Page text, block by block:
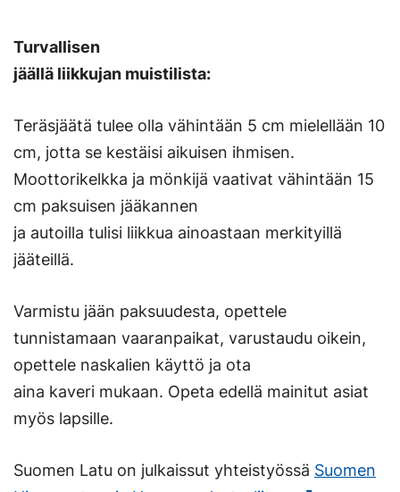
Turvallisen
jäällä liikkujan muistilista:
Teräsjäätä tulee olla vähintään 5 cm mielellään 10
cm, jotta se kestäisi aikuisen ihmisen.
Moottorikelkka ja mönkijä vaativat vähintään 15
cm paksuisen jääkannen
ja autoilla tulisi liikkua ainoastaan merkityillä
jääteillä.
Varmistu jään paksuudesta, opettele
tunnistamaan vaaranpaikat, varustaudu oikein,
opettele naskalien käyttö ja ota
aina kaveri mukaan. Opeta edellä mainitut asiat
myös lapsille.
Suomen Latu on julkaissut yhteistyössä Suomen